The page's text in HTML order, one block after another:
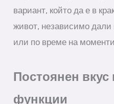
вариант, който да е в
живот, независимо
или по време на
Постоянен
функции